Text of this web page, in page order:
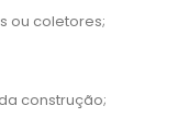
ou coletores;
construção;